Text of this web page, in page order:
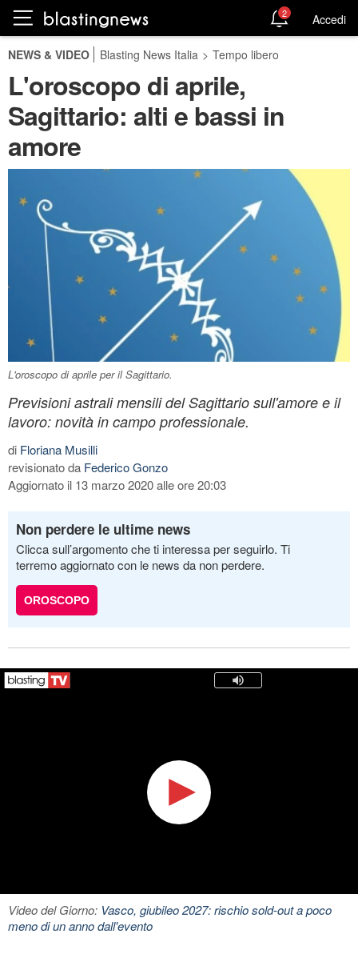
2 Accedi
NEWS & VIDEO Blasting News Italia > Tempo libero
L'oroscopo di aprile,
Sagittario: alti e bassi in
amore
L'oroscopo di aprile per il Sagittario.
Previsioni astrali mensili del Sagittario sull'amore e il
lavoro: novità in campo professionale.
di Floriana Musilli
revisionato da Federico Gonzo
Aggiornato il 13 marzo 2020 alle ore 20:03
Non perdere le ultime news
Clicca sull’argomento che ti interessa per seguirlo. Ti
terremo aggiornato con le news da non perdere.
OROSCOPO
Video del Giorno: Vasco, giubileo 2027: rischio sold-out a poco
meno di un anno dall'evento